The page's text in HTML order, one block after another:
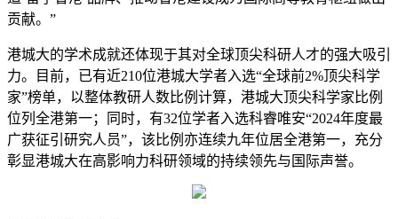
贡献。”
港城大的学术成就还体现于其对全球顶尖科研人才的强大吸引
力。目前，已有近210位港城大学者入选“全球前2%顶尖科学
家”榜单，以整体教研人数比例计算，港城大顶尖科学家比例
位列全港第一；同时，有32位学者入选科睿唯安“2024年度最
广获征引研究人员”，该比例亦连续九年位居全港第一，充分
彰显港城大在高影响力科研领域的持续领先与国际声誉。